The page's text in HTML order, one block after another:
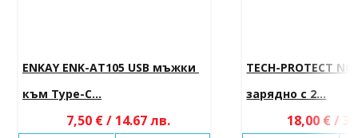
ENKAY ENK-AT105 USB мъжки
към Type-C...
7,50 € / 14.67 лв.
TECH-PROTECT
зарядно с 2...
18,00 € /